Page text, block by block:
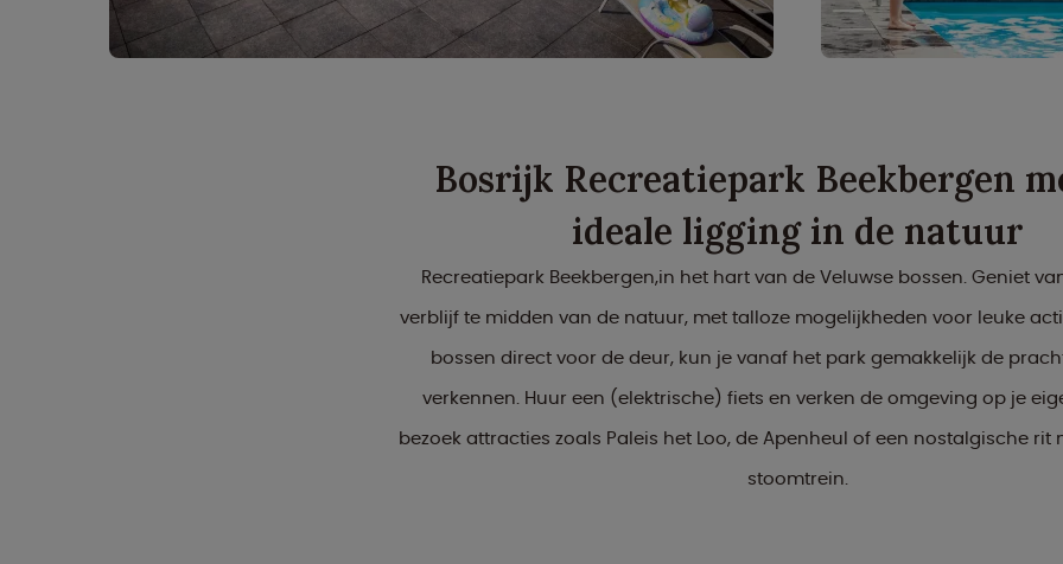
Bosrijk Recreatiepark Beekbergen
ideale ligging in de natuur
Recreatiepark Beekbergen,in het hart van de Veluwse bossen. Geniet
verblijf te midden van de natuur, met talloze mogelijkheden voor leuke
bossen direct voor de deur, kun je vanaf het park gemakkelijk de
verkennen. Huur een (elektrische) fiets en verken de omgeving op je
bezoek attracties zoals Paleis het Loo, de Apenheul of een nostalgische rit
stoomtrein.